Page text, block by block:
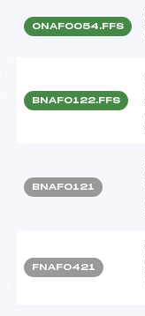
ONAF0054.FFS
BNAF0122.FFS
BNAF0121
FNAF0421